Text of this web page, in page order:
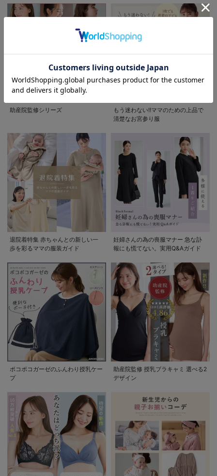
1
50%OFF
【ウォッシャブ
ル】ニットボート
長く使える】
助産院監修シリーズ
もう迷わない!!ママのための上品で
清楚なお宮参り服
退院着特集 赤ちゃんとの新しい一
歩を彩るママの服装ガイド
妊婦さんの為の喪服マナー 急な訃
報にも慌てない。実用Q&Aガイド
ポコポコガーゼのふんわり授乳ケー
プ
助産院監修 授乳ブラキャミ 選べる2
デザイン
お気に入り商品を確認する